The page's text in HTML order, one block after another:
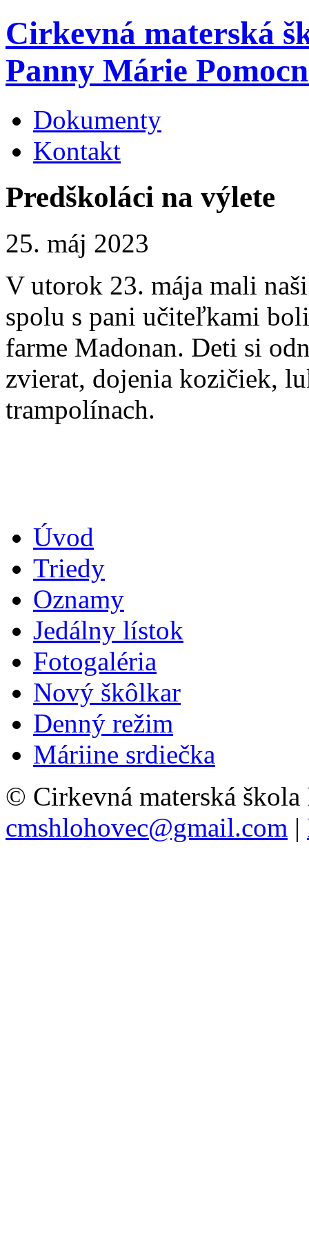
Cirkevná materská
Panny Márie
Dokumenty
Kontakt
Predškoláci na výlete
25. máj 2023
V utorok 23. mája mali
spolu s pani učiteľkami
farme Madonan. Deti si
zvierat, dojenia kozičiek,
trampolínach.
Úvod
Triedy
Oznamy
Jedálny lístok
Fotogaléria
Nový škôlkar
Denný režim
Máriine srdiečka
© Cirkevná materská
cmshlohovec@gmail.com |